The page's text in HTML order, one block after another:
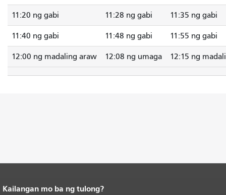
11:20 ng gabi 11:28 ng gabi 11:35 ng gabi
11:40 ng gabi 11:48 ng gabi 11:55 ng gabi
12:00 ng madaling araw 12:08 ng umaga 12:15 ng
Katapusan ng nilalaman ng
Kailangan mo ba ng tulong?